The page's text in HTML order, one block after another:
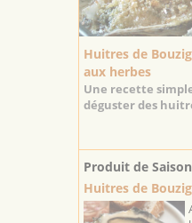
Huitres de
aux herbes
Une recette
déguster des
Produit de Saison
Huitres de